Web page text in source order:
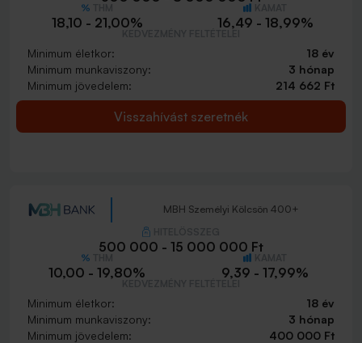
18,10 - 21,00% 16,49 - 18,99%
Minimum életkor:
18 év
Minimum munkaviszony:
3 hónap
Minimum jövedelem:
214 662 Ft
Visszahívást szeretnék
MBH Személyi Kölcsön 400+
500 000 - 15 000 000 Ft
10,00 - 19,80% 9,39 - 17,99%
Minimum életkor:
18 év
Minimum munkaviszony:
3 hónap
Minimum jövedelem:
400 000 Ft